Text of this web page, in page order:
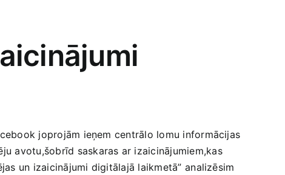
joprojām ​ieņem centrālo‌ lomu informācijas
avotu,šobrīd saskaras ar izaicinājumiem,kas
‌un izaicinājumi digitālajā laikmetā”⁤ analizēsim⁢